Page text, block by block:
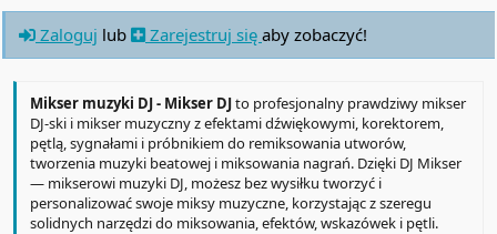
Zaloguj lub Zarejestruj się aby zobaczyć!
Mikser muzyki DJ - Mikser DJto profesjonalny prawdziwy mikser
DJ-ski i mikser muzyczny z efektami dźwiękowymi, korektorem,
pętlą, sygnałami i próbnikiem do remiksowania utworów,
tworzenia muzyki beatowej i miksowania nagrań. Dzięki DJ Mikser
— mikserowi muzyki DJ, możesz bez wysiłku tworzyć i
personalizować swoje miksy muzyczne, korzystając z szeregu
solidnych narzędzi do miksowania, efektów, wskazówek i pętli.